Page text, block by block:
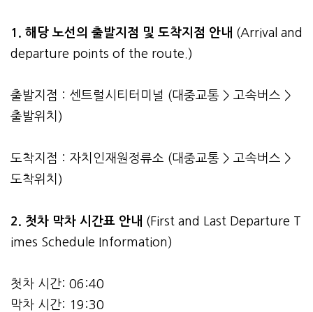
1. 해당 노선의 출발지점 및 도착지점 안내 (Arrival and
departure points of the route.)
출발지점 : 센트럴시티터미널 (대중교통 > 고속버스 >
출발위치)
도착지점 : 자치인재원정류소 (대중교통 > 고속버스 >
도착위치)
2. 첫차 막차 시간표 안내 (First and Last Departure T
imes Schedule Information)
첫차 시간: 06:40
막차 시간: 19:30